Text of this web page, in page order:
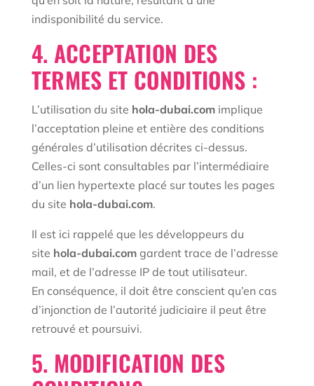
indisponibilité du service.
4. ACCEPTATION DES
TERMES ET CONDITIONS :
L’utilisation du site hola-dubai.comimplique
l’acceptation pleine et entière des conditions
générales d’utilisation décrites ci-dessus.
Celles-ci sont consultables par l’intermédiaire
d’un lien hypertexte placé sur toutes les pages
du site hola-dubai.com.
Il est ici rappelé que les développeurs du
site hola-dubai.comgardent trace de l’adresse
mail, et de l’adresse IP de tout utilisateur.
En conséquence, il doit être conscient qu’en cas
d’injonction de l’autorité judiciaire il peut être
retrouvé et poursuivi.
5. MODIFICATION DES